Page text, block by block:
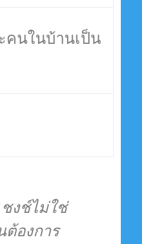
คนในบ้านเป็น
งช์ไม่ใช่
องการ